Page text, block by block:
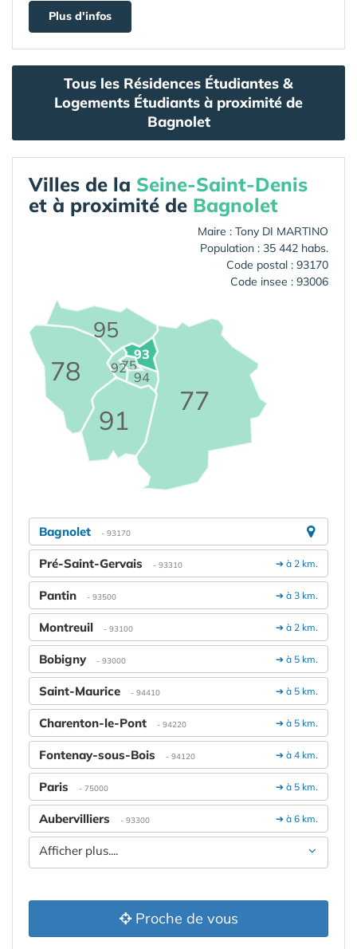
Plus d'infos
Tous les Résidences Étudiantes &
Logements Étudiants à proximité de
Bagnolet
Villes de la Seine-Saint-Denis
et à proximité de Bagnolet
Maire : Tony DI MARTINO
Population : 35 442 habs.
Code postal : 93170
Code insee : 93006
75
77
78
91
92
93
94
95
Bagnolet - 93170
➔ à 2 km.
Pré-Saint-Gervais - 93310
➔ à 3 km.
Pantin - 93500
➔ à 2 km.
Montreuil - 93100
➔ à 5 km.
Bobigny - 93000
➔ à 5 km.
Saint-Maurice - 94410
➔ à 5 km.
Charenton-le-Pont - 94220
➔ à 4 km.
Fontenay-sous-Bois - 94120
➔ à 5 km.
Paris - 75000
➔ à 6 km.
Aubervilliers - 93300
Afficher plus....
Proche de vous